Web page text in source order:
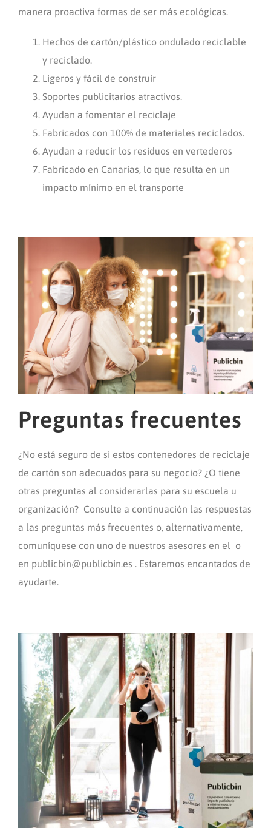
manera proactiva formas de ser más ecológicas.
Hechos de cartón/plástico ondulado reciclable
y reciclado.
Ligeros y fácil de construir
Soportes publicitarios atractivos.
Ayudan a fomentar el reciclaje
Fabricados con 100% de materiales reciclados.
Ayudan a reducir los residuos en vertederos
Fabricado en Canarias, lo que resulta en un
impacto mínimo en el transporte
Preguntas frecuentes
¿No está seguro de si estos contenedores de reciclaje
de cartón son adecuados para su negocio? ¿O tiene
otras preguntas al considerarlas para su escuela u
organización? Consulte a continuación las respuestas
a las preguntas más frecuentes o, alternativamente,
comuníquese con uno de nuestros asesores en el o
en publicbin@publicbin.es . Estaremos encantados de
ayudarte.